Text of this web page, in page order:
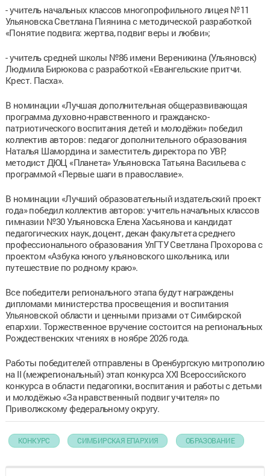
- учитель начальных классов многопрофильного лицея №11
Ульяновска Светлана Пиянина с методической разработкой
«Понятие подвига: жертва, подвиг веры и любви»;
- учитель средней школы №86 имени Вереникина (Ульяновск)
Людмила Бирюкова с разработкой «Евангельские притчи.
Крест. Пасха».
В номинации «Лучшая дополнительная общеразвивающая
программа духовно-нравственного и гражданско-
патриотического воспитания детей и молодёжи» победил
коллектив авторов: педагог дополнительного образования
Наталья Шамордина и заместитель директора по УВР,
методист ДЮЦ «Планета» Ульяновска Татьяна Васильева с
программой «Первые шаги в православие».
В номинации «Лучший образовательный издательский проект
года» победил коллектив авторов: учитель начальных классов
гимназии №30 Ульяновска Елена Хасьянова и кандидат
педагогических наук, доцент, декан факультета среднего
профессионального образования УлГТУ Светлана Прохорова с
проектом «Азбука юного ульяновского школьника, или
путешествие по родному краю».
Все победители регионального этапа будут награждены
дипломами министерства просвещения и воспитания
Ульяновской области и ценными призами от Симбирской
епархии. Торжественное вручение состоится на региональных
Рождественских чтениях в ноябре 2026 года.
Работы победителей отправлены в Оренбургскую митрополию
на II (межрегиональный) этап конкурса XXI Всероссийского
конкурса в области педагогики, воспитания и работы с детьми
и молодёжью «За нравственный подвиг учителя» по
Приволжскому федеральному округу.
КОНКУРС СИМБИРСКАЯ ЕПАРХИЯ ОБРАЗОВАНИЕ